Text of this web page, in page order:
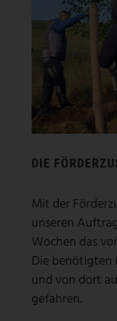
DIE
Mit der
unseren
Wochen das
Die benötigten
und von dort
gefahren.